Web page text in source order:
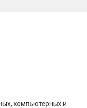
компьютерных и